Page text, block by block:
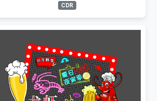
CDR